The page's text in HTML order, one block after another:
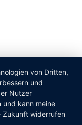
von Dritten,
und
Nutzer
und kann meine
Zukunft widerrufen